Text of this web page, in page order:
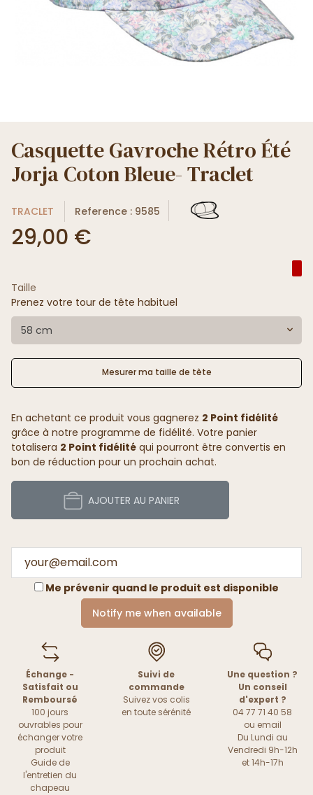
Casquette Gavroche Rétro Été
Jorja Coton Bleue- Traclet
TRACLET Reference : 9585
29,00 €
Taille
Prenez votre tour de tête habituel
58 cm
Mesurer ma taille de tête
En achetant ce produit vous gagnerez 2 Point fidélité
grâce à notre programme de fidélité. Votre panier
totalisera 2 Point fidélité qui pourront être convertis en
bon de réduction pour un prochain achat.
AJOUTER AU PANIER
Me prévenir quand le produit est disponible
Notify me when available
Échange -
Satisfait ou
Remboursé
100 jours
ouvrables pour
échanger votre
produit
Guide de
l'entretien du
chapeau
Suivi de
commande
Suivez vos colis
en toute sérénité
Une question ?
Un conseil
d'expert ?
04 77 71 40 58
ou email
Du Lundi au
Vendredi 9h-12h
et 14h-17h